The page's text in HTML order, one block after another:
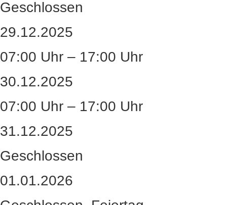
Geschlossen
29.12.2025
07:00 Uhr – 17:00 Uhr
30.12.2025
07:00 Uhr – 17:00 Uhr
31.12.2025
Geschlossen
01.01.2026